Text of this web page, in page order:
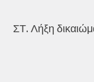
ΣΤ. Λήξη